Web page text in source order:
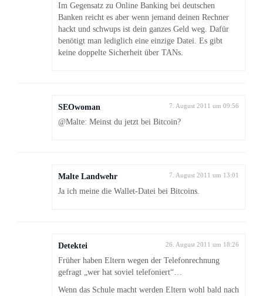
Im Gegensatz zu Online Banking bei deutschen
Banken reicht es aber wenn jemand deinen Rechner
hackt und schwups ist dein ganzes Geld weg. Dafür
benötigt man lediglich eine einzige Datei. Es gibt
keine doppelte Sicherheit über TANs.
SEOwoman 7. August 2011 um 09:56
@Malte: Meinst du jetzt bei Bitcoin?
Malte Landwehr 7. August 2011 um 13:01
Ja ich meine die Wallet-Datei bei Bitcoins.
Detektei 26. August 2011 um 18:26
Früher haben Eltern wegen der Telefonrechnung
gefragt „wer hat soviel telefoniert“…
Wenn das Schule macht werden Eltern wohl bald nach